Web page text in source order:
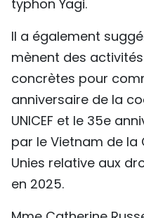
typhon Yagi.
Il a également
mènent des
concrètes pour
anniversaire de la
UNICEF et le 35e
par le Vietnam de la
Unies relative aux
en 2025.